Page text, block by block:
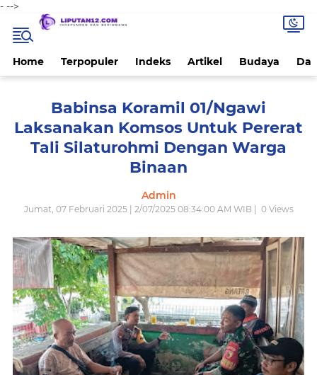
- -->
Home Terpopuler Indeks Artikel Budaya
Babinsa Koramil 01/Ngawi
Laksanakan Komsos Untuk Pererat
Tali Silaturohmi Dengan Warga
Binaan
Admin
Jumat, 07 Februari 2025 | 2/07/2025 08:34:00 AM WIB | 0Views